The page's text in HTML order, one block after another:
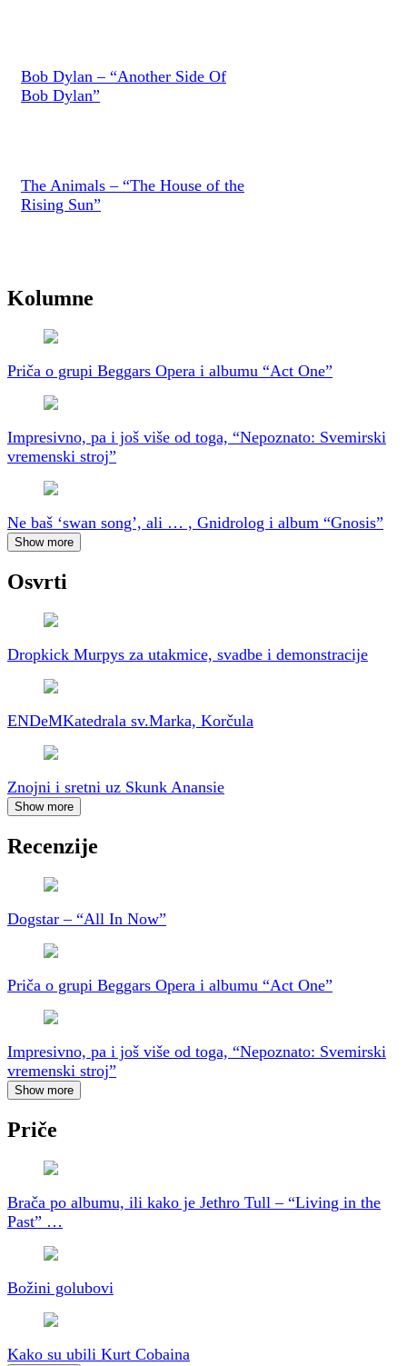
Bob Dylan – “Another Side Of
Bob Dylan”
The Animals – “The House of the
Rising Sun”
Kolumne
Priča o grupi Beggars Opera i albumu “Act One”
Impresivno, pa i još više od toga, “Nepoznato: Svemirski
vremenski stroj”
Ne baš ‘swan song’, ali … , Gnidrolog i album “Gnosis”
Show more
Osvrti
Dropkick Murpys za utakmice, svadbe i demonstracije
ENDeMKatedrala sv.Marka, Korčula
Znojni i sretni uz Skunk Anansie
Show more
Recenzije
Dogstar – “All In Now”
Priča o grupi Beggars Opera i albumu “Act One”
Impresivno, pa i još više od toga, “Nepoznato: Svemirski
vremenski stroj”
Show more
Priče
Brača po albumu, ili kako je Jethro Tull – “Living in the
Past” …
Božini golubovi
Kako su ubili Kurt Cobaina